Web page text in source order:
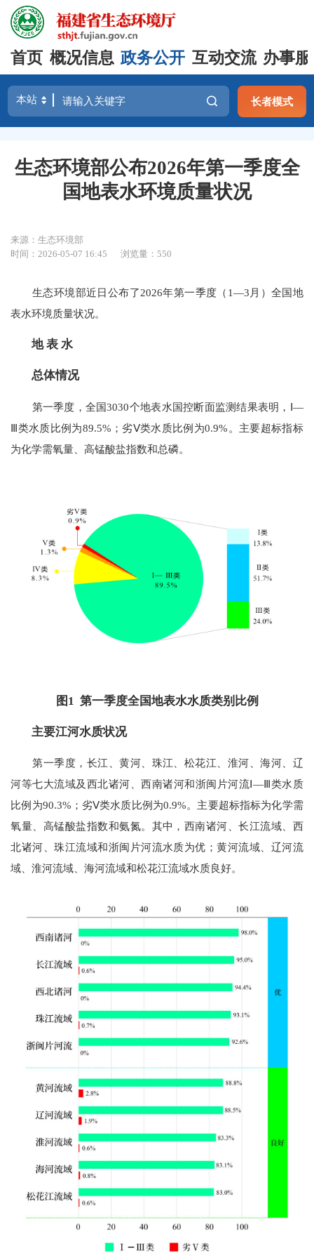
首页 概况信息 政务公开 互动交流 办事
长者模式
生态环境部公布2026年第一季度全
国地表水环境质量状况
来源：生态环境部
时间：2026-05-07 16:45
浏览量：550
生态环境部近日公布了2026年第一季度（1—3月）全国地
表水环境质量状况。
地 表 水
总体情况
第一季度，全国3030个地表水国控断面监测结果表明，Ⅰ—
Ⅲ类水质比例为89.5%；劣Ⅴ类水质比例为0.9%。主要超标指标
为化学需氧量、高锰酸盐指数和总磷。
图1 第一季度全国地表水水质类别比例
主要江河水质状况
第一季度，长江、黄河、珠江、松花江、淮河、海河、辽
河等七大流域及西北诸河、西南诸河和浙闽片河流Ⅰ—Ⅲ类水质
比例为90.3%；劣Ⅴ类水质比例为0.9%。主要超标指标为化学需
氧量、高锰酸盐指数和氨氮。其中，西南诸河、长江流域、西
北诸河、珠江流域和浙闽片河流水质为优；黄河流域、辽河流
域、淮河流域、海河流域和松花江流域水质良好。